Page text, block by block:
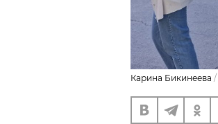
Карина Бикинеева /